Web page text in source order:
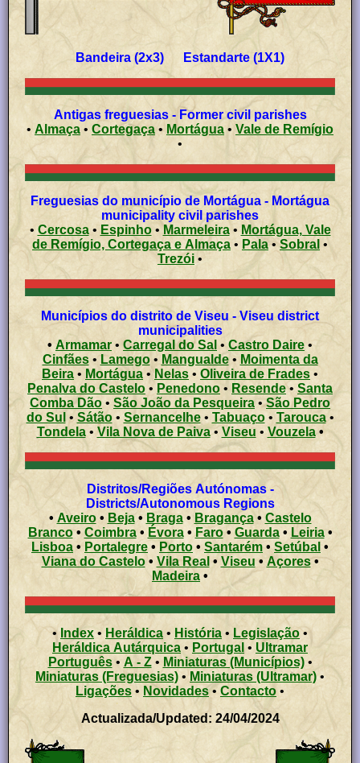
Bandeira (2x3) Estandarte (1X1)
Antigas freguesias - Former civil parishes
• Almaça • Cortegaça • Mortágua •
Vale de Remígio
•
Freguesias do município de Mortágua - Mortágua
municipality civil parishes
•Cercosa• Espinho•Marmeleira• Mortágua, Vale
de Remígio, Cortegaça e Almaça • Pala• Sobral •
Trezói •
Municípios do distrito de Viseu - Viseu district
municipalities
• Armamar • Carregal do Sal •Castro Daire •
Cinfães•Lamego• Mangualde• Moimenta da
Beira • Mortágua •Nelas • Oliveira de Frades •
Penalva do Castelo • Penedono • Resende• Santa
Comba Dão • São João da Pesqueira•São Pedro
do Sul • Sátão• Sernancelhe• Tabuaço• Tarouca•
Tondela• Vila Nova de Paiva• Viseu • Vouzela •
Distritos/Regiões Autónomas -
Districts/Autonomous Regions
• Aveiro• Beja•Braga• Bragança• Castelo
Branco• Coimbra• Évora•Faro• Guarda• Leiria•
Lisboa • Portalegre • Porto • Santarém • Setúbal •
Viana do Castelo• Vila Real • Viseu• Açores •
Madeira •
• Index• Heráldica • História • Legislação •
Heráldica Autárquica • Portugal • Ultramar
Português• A - Z• Miniaturas (Municípios)•
Miniaturas (Freguesias) • Miniaturas (Ultramar)•
Ligações • Novidades • Contacto •
Actualizada/Updated: 24/04/2024